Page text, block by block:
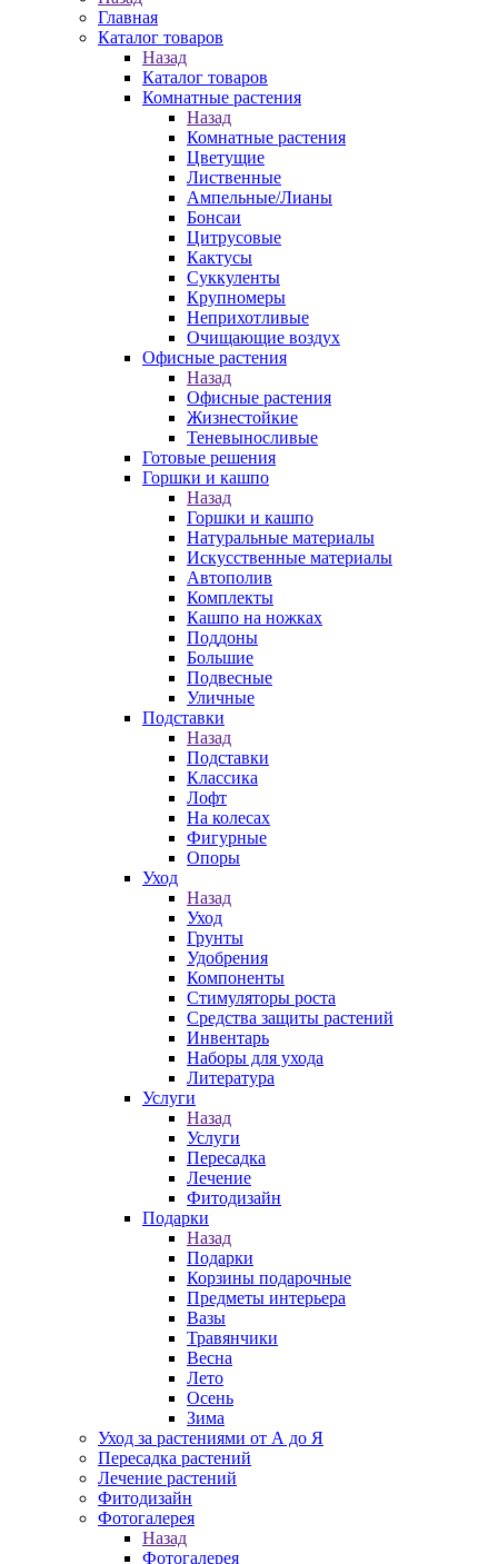
Главная
Каталог товаров
Назад
Каталог товаров
Комнатные растения
Назад
Комнатные растения
Цветущие
Лиственные
Ампельные/Лианы
Бонсаи
Цитрусовые
Кактусы
Суккуленты
Крупномеры
Неприхотливые
Очищающие воздух
Офисные растения
Назад
Офисные растения
Жизнестойкие
Теневыносливые
Готовые решения
Горшки и кашпо
Назад
Горшки и кашпо
Натуральные материалы
Искусственные материалы
Автополив
Комплекты
Кашпо на ножках
Поддоны
Большие
Подвесные
Уличные
Подставки
Назад
Подставки
Классика
Лофт
На колесах
Фигурные
Опоры
Уход
Назад
Уход
Грунты
Удобрения
Компоненты
Стимуляторы роста
Средства защиты растений
Инвентарь
Наборы для ухода
Литература
Услуги
Назад
Услуги
Пересадка
Лечение
Фитодизайн
Подарки
Назад
Подарки
Корзины подарочные
Предметы интерьера
Вазы
Травянчики
Весна
Лето
Осень
Зима
Уход за растениями от А до Я
Пересадка растений
Лечение растений
Фитодизайн
Фотогалерея
Назад
Фотогалерея